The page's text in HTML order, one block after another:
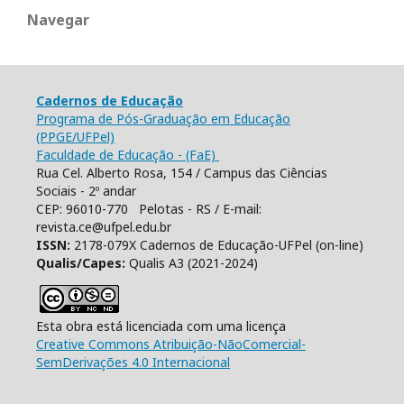
Navegar
Cadernos de Educação
Programa de Pós-Graduação em Educação
(PPGE/UFPel)
Faculdade de Educação - (FaE)
Rua Cel. Alberto Rosa, 154 / Campus das Ciências
Sociais - 2º andar
CEP: 96010-770 Pelotas - RS / E-mail:
revista.ce@ufpel.edu.br
ISSN: 2178-079X Cadernos de Educação-UFPel (on-line)
Qualis/Capes: Qualis A3 (2021-2024)
Esta obra está licenciada com uma licença
Creative Commons Atribuição-NãoComercial-
SemDerivações 4.0 Internacional